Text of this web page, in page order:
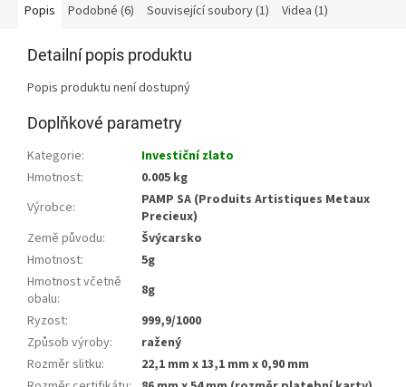
Popis Podobné (6) Související soubory (1) Videa (1)
Detailní popis produktu
Popis produktu není dostupný
Doplňkové parametry
Kategorie:
Investiční zlato
Hmotnost:
0.005 kg
Výrobce:
PAMP SA (Produits Artistiques Metaux
Precieux)
Země původu:
Švýcarsko
Hmotnost:
5g
Hmotnost včetně
obalu:
8g
Ryzost:
999,9/1000
Způsob výroby:
ražený
Rozměr slitku:
22,1 mm x 13,1 mm x 0,90 mm